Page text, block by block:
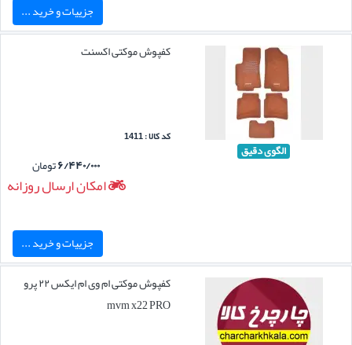
جزییات و خرید ...
الگوی دقیق
کفپوش موکتی اکسنت
کد کالا : 1411
۶/۴۴۰/۰۰۰تومان
امکان ارسال روزانه
جزییات و خرید ...
کفپوش موکتی ام وی ام ایکس ۲۲ پرو
mvm x22 PRO